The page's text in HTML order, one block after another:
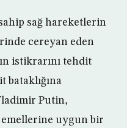
sağ hareketlerin
cereyan eden
istikrarını tehdit
bataklığına
Putin,
uygun bir